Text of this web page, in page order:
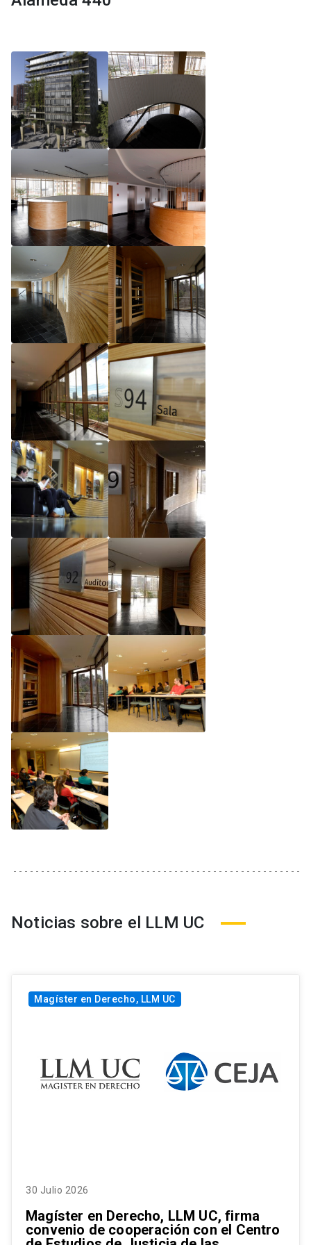
Reglamento de Magíster, Pontificia Universidad
Universidad Católica de Chile
Reglamento de Magíster, Pontificia Universidad
Católica de Chile LLM UC 2025
Reglamento de Seminarios de Graduación
Programa de Magíster en Derecho, LLM 2025
Noticias sobre el LLM UC
Magíster en Derecho, LLM UC
30 Julio 2026
Magíster en Derecho, LLM UC, firma
convenio de cooperación con el Centro